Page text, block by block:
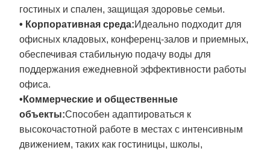
гостиных и спален, защищая здоровье семьи.
• Корпоративная среда:Идеально подходит для
офисных кладовых, конференц-залов и приемных,
обеспечивая стабильную подачу воды для
поддержания ежедневной эффективности работы
офиса.
•Коммерческие и общественные
объекты:Способен адаптироваться к
высокочастотной работе в местах с интенсивным
движением, таких как гостиницы, школы,